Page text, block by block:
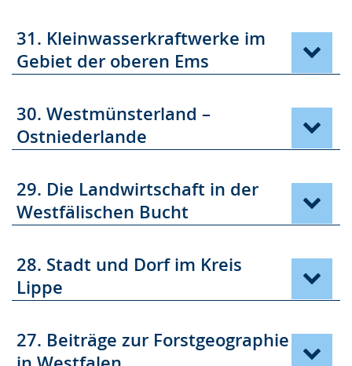
31. Kleinwasserkraftwerke im
Gebiet der oberen Ems
30. Westmünsterland –
Ostniederlande
29. Die Landwirtschaft in der
Westfälischen Bucht
28. Stadt und Dorf im Kreis
Lippe
27. Beiträge zur Forstgeographie